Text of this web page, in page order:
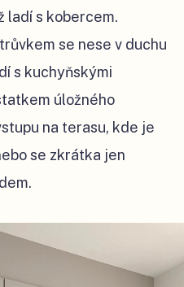
ladí s kobercem.
se nese v duchu
s kuchyňskými
úložného
na terasu, kde je
se zkrátka jen